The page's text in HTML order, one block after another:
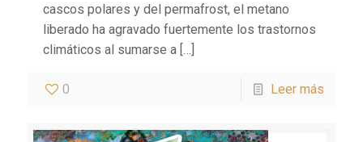
cascos polares y del permafrost, el metano
liberado ha agravado fuertemente los trastornos
climáticos al sumarse a […]
0 Leer más